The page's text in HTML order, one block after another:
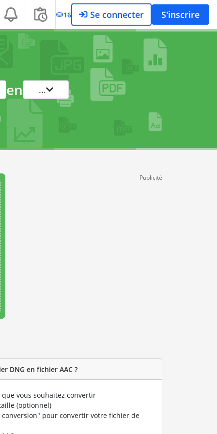
16 Se connecter S'inscrire
en ...
Publicité
DNG en fichier AAC ?
que vous souhaitez convertir
(optionnel)
pour convertir votre fichier de